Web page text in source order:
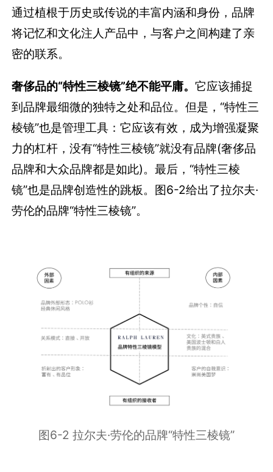
通过植根于历史或传说的丰富内涵和身份，品牌
将记忆和文化注人产品中，与客户之间构建了亲
密的联系。
奢侈品的“特性三棱镜”绝不能平庸。它应该捕捉
到品牌最细微的独特之处和品位。但是，“特性三
棱镜”也是管理工具：它应该有效，成为增强凝聚
力的杠杆，没有“特性三棱镜”就没有品牌(奢侈品
品牌和大众品牌都是如此)。最后，“特性三棱
镜”也是品牌创造性的跳板。图6-2给出了拉尔夫·
劳伦的品牌“特性三棱镜”。
图6-2 拉尔夫·劳伦的品牌“特性三棱镜”